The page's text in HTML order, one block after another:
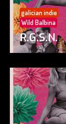
galician indie
Wild Balbina
R.G.S.N.